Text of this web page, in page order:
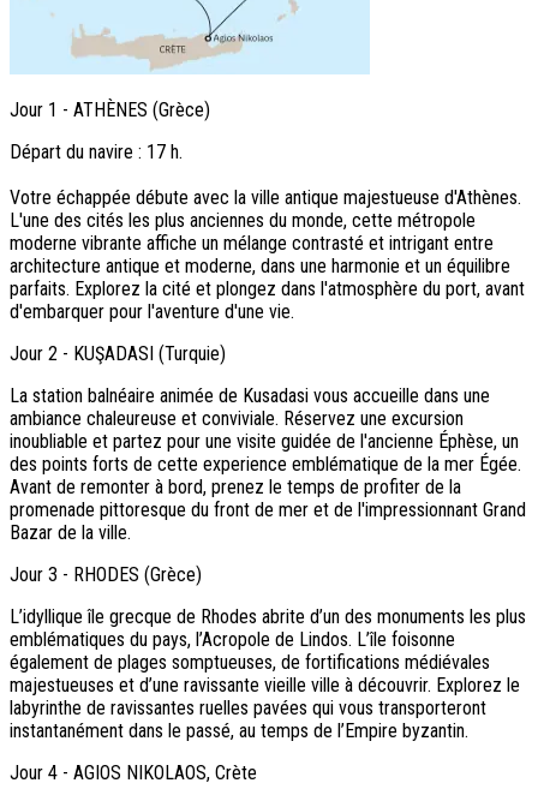
Jour 1 - ATHÈNES (Grèce)
Départ du navire : 17 h.
Votre échappée débute avec la ville antique majestueuse d'Athènes.
L'une des cités les plus anciennes du monde, cette métropole
moderne vibrante affiche un mélange contrasté et intrigant entre
architecture antique et moderne, dans une harmonie et un équilibre
parfaits. Explorez la cité et plongez dans l'atmosphère du port, avant
d'embarquer pour l'aventure d'une vie.
Jour 2 - KUŞADASI (Turquie)
La station balnéaire animée de Kusadasi vous accueille dans une
ambiance chaleureuse et conviviale. Réservez une excursion
inoubliable et partez pour une visite guidée de l'ancienne Éphèse, un
des points forts de cette experience emblématique de la mer Égée.
Avant de remonter à bord, prenez le temps de profiter de la
promenade pittoresque du front de mer et de l'impressionnant Grand
Bazar de la ville.
Jour 3 - RHODES (Grèce)
L’idyllique île grecque de Rhodes abrite d’un des monuments les plus
emblématiques du pays, l’Acropole de Lindos. L’île foisonne
également de plages somptueuses, de fortifications médiévales
majestueuses et d’une ravissante vieille ville à découvrir. Explorez le
labyrinthe de ravissantes ruelles pavées qui vous transporteront
instantanément dans le passé, au temps de l’Empire byzantin.
Jour 4 - AGIOS NIKOLAOS, Crète